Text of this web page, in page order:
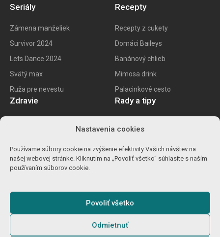
Nastavenia cookies
Používame súbory cookie na zvýšenie efektivity Vašich návštev na
našej webovej stránke. Kliknutím na „Povoliť všetko“ súhlasíte s naším
používaním súborov cookie.
Povoliť všetko
Odmietnuť
Seriály
Zámena manželiek
Survivor 2024
Lets Dance 2024
Svätý max
Ruža pre nevestu
Recepty
Recepty z cukety
Domáci Baileys
Banánový chlieb
Mimosa drink
Palacinkové cesto
Zdravie
Ako znížiť cholesterol
Ůľava pri migréne
Rady a tipy
Ako na životopis
© 2025